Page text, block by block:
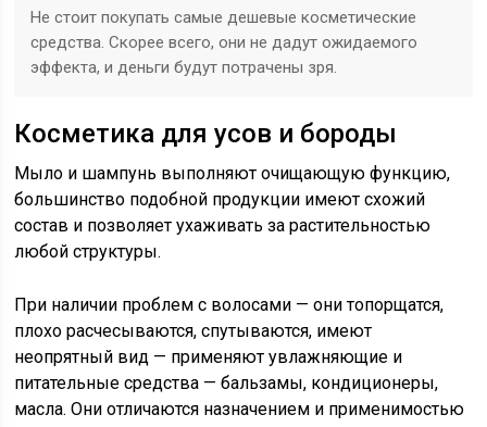
Не стоит покупать самые дешевые косметические
средства. Скорее всего, они не дадут ожидаемого
эффекта, и деньги будут потрачены зря.
Косметика для усов и бороды
Мыло и шампунь выполняют очищающую функцию,
большинство подобной продукции имеют схожий
состав и позволяет ухаживать за растительностью
любой структуры.
При наличии проблем с волосами — они топорщатся,
плохо расчесываются, спутываются, имеют
неопрятный вид — применяют увлажняющие и
питательные средства — бальзамы, кондиционеры,
масла. Они отличаются назначением и применимостью